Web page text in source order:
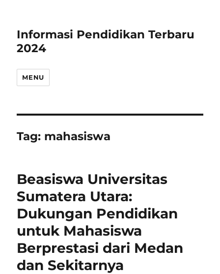
Informasi Pendidikan Terbaru
2024
MENU
Tag: mahasiswa
Beasiswa Universitas
Sumatera Utara:
Dukungan Pendidikan
untuk Mahasiswa
Berprestasi dari Medan
dan Sekitarnya